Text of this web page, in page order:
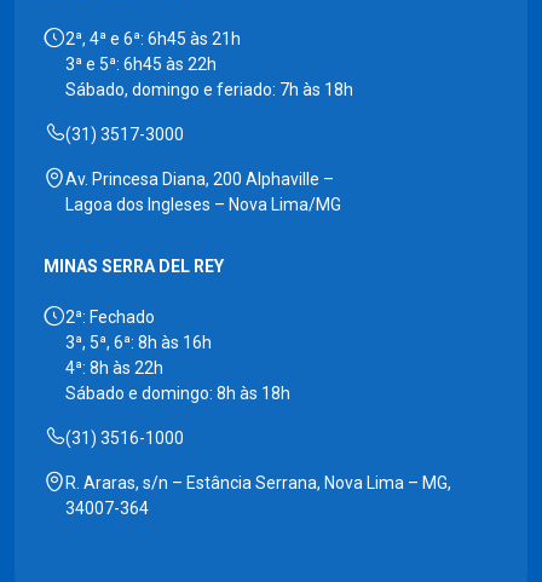
2ª, 4ª e 6ª: 6h45 às 21h
3ª e 5ª: 6h45 às 22h
Sábado, domingo e feriado: 7h às 18h
(31) 3517-3000
Av. Princesa Diana, 200 Alphaville –
Lagoa dos Ingleses – Nova Lima/MG
MINAS SERRA DEL REY
2ª: Fechado
3ª, 5ª, 6ª: 8h às 16h
4ª: 8h às 22h
Sábado e domingo: 8h às 18h
(31) 3516-1000
R. Araras, s/n – Estância Serrana, Nova Lima – MG,
34007-364